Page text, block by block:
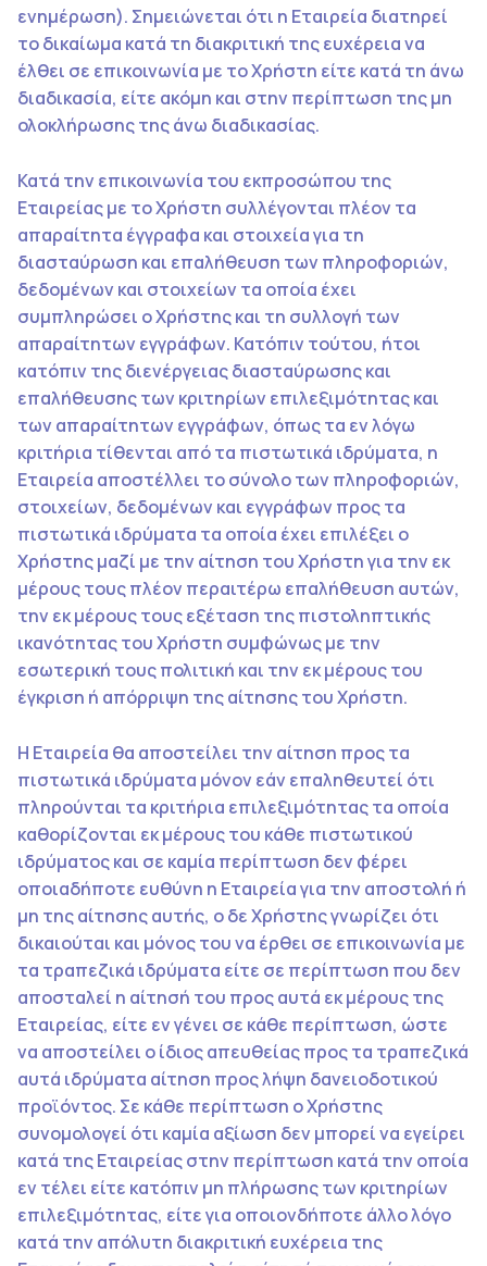
ενημέρωση). Σημειώνεται ότι η Εταιρεία διατηρεί
το δικαίωμα κατά τη διακριτική της ευχέρεια να
έλθει σε επικοινωνία με το Χρήστη είτε κατά τη άνω
διαδικασία, είτε ακόμη και στην περίπτωση της μη
ολοκλήρωσης της άνω διαδικασίας.
Κατά την επικοινωνία του εκπροσώπου της
Εταιρείας με το Χρήστη συλλέγονται πλέον τα
απαραίτητα έγγραφα και στοιχεία για τη
διασταύρωση και επαλήθευση των πληροφοριών,
δεδομένων και στοιχείων τα οποία έχει
συμπληρώσει ο Χρήστης και τη συλλογή των
απαραίτητων εγγράφων. Κατόπιν τούτου, ήτοι
κατόπιν της διενέργειας διασταύρωσης και
επαλήθευσης των κριτηρίων επιλεξιμότητας και
των απαραίτητων εγγράφων, όπως τα εν λόγω
κριτήρια τίθενται από τα πιστωτικά ιδρύματα, η
Εταιρεία αποστέλλει το σύνολο των πληροφοριών,
στοιχείων, δεδομένων και εγγράφων προς τα
πιστωτικά ιδρύματα τα οποία έχει επιλέξει ο
Χρήστης μαζί με την αίτηση του Χρήστη για την εκ
μέρους τους πλέον περαιτέρω επαλήθευση αυτών,
την εκ μέρους τους εξέταση της πιστοληπτικής
ικανότητας του Χρήστη συμφώνως με την
εσωτερική τους πολιτική και την εκ μέρους του
έγκριση ή απόρριψη της αίτησης του Χρήστη.
Η Εταιρεία θα αποστείλει την αίτηση προς τα
πιστωτικά ιδρύματα μόνον εάν επαληθευτεί ότι
πληρούνται τα κριτήρια επιλεξιμότητας τα οποία
καθορίζονται εκ μέρους του κάθε πιστωτικού
ιδρύματος και σε καμία περίπτωση δεν φέρει
οποιαδήποτε ευθύνη η Εταιρεία για την αποστολή ή
μη της αίτησης αυτής, ο δε Χρήστης γνωρίζει ότι
δικαιούται και μόνος του να έρθει σε επικοινωνία με
τα τραπεζικά ιδρύματα είτε σε περίπτωση που δεν
αποσταλεί η αίτησή του προς αυτά εκ μέρους της
Εταιρείας, είτε εν γένει σε κάθε περίπτωση, ώστε
να αποστείλει ο ίδιος απευθείας προς τα τραπεζικά
αυτά ιδρύματα αίτηση προς λήψη δανειοδοτικού
προϊόντος. Σε κάθε περίπτωση ο Χρήστης
συνομολογεί ότι καμία αξίωση δεν μπορεί να εγείρει
κατά της Εταιρείας στην περίπτωση κατά την οποία
εν τέλει είτε κατόπιν μη πλήρωσης των κριτηρίων
επιλεξιμότητας, είτε για οποιονδήποτε άλλο λόγο
κατά την απόλυτη διακριτική ευχέρεια της